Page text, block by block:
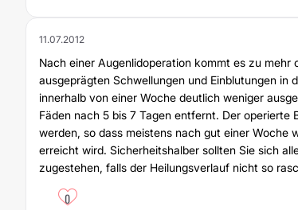
11.07.2012
Nach einer Augenlidoperation kommt es zu mehr
ausgeprägten Schwellungen und Einblutungen in
innerhalb von einer Woche deutlich weniger
Fäden nach 5 bis 7 Tagen entfernt. Der operierte
werden, so dass meistens nach gut einer Woche
erreicht wird. Sicherheitshalber sollten Sie sich
zugestehen, falls der Heilungsverlauf nicht so
0